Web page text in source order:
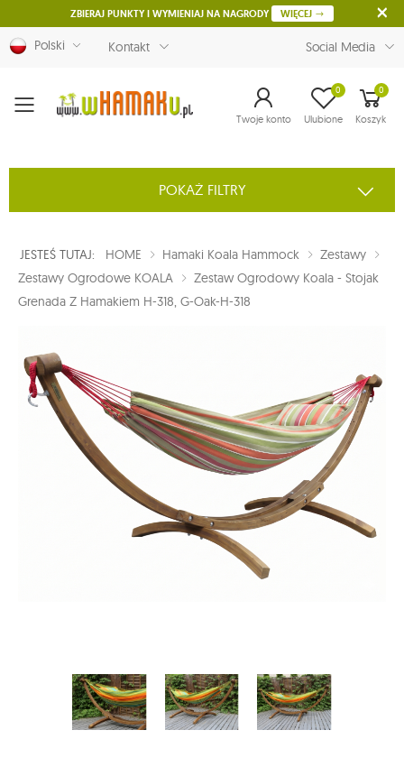
ZBIERAJ PUNKTY I WYMIENIAJ NA NAGRODY WIĘCEJ
Polski Kontakt Social Media
Menu Twoje konto Ulubione
0 0
Koszyk
POKAŻ FILTRY
JESTEŚ TUTAJ: HOME Hamaki Koala Hammock
Zestawy
Zestawy Ogrodowe KOALA
Zestaw Ogrodowy Koala - Stojak
Grenada Z Hamakiem H-318, G-Oak-H-318